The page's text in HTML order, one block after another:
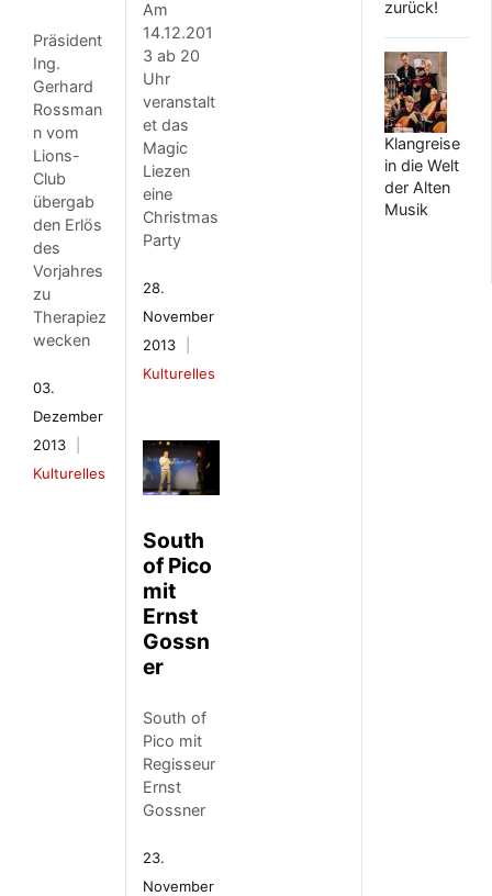
Präsident
Ing.
Gerhard
Rossman
n vom
Lions-
Club
übergab
den Erlös
des
Vorjahres
zu
Therapiez
wecken
03.
Dezember
2013
Kulturelles
Am
14.12.201
3 ab 20
Uhr
veranstalt
et das
Magic
Liezen
eine
Christmas
Party
28.
November
2013
Kulturelles
South
of Pico
mit
Ernst
Gossn
er
South of
Pico mit
Regisseur
Ernst
Gossner
23.
November
zurück!
Klangreise
in die Welt
der Alten
Musik